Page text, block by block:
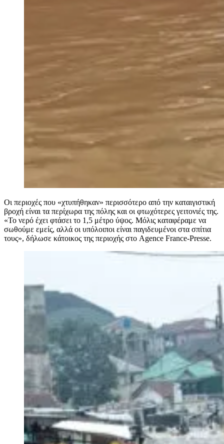
Οι περιοχές που «χτυπήθηκαν» περισσότερο από την καταιγιστική
βροχή είναι τα περίχωρα της πόλης και οι φτωχότερες γειτονιές της.
«Το νερό έχει φτάσει το 1,5 μέτρο ύψος. Μόλις καταφέραμε να
σωθούμε εμείς, αλλά οι υπόλοιποι είναι παγιδευμένοι στα σπίτια
τους», δήλωσε κάτοικος της περιοχής στο Agence France-Presse.